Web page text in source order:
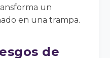
un
en una trampa.
de